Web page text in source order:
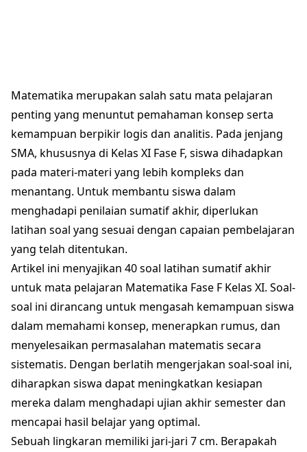
Matematika merupakan salah satu mata pelajaran
penting yang menuntut pemahaman konsep serta
kemampuan berpikir logis dan analitis. Pada jenjang
SMA, khususnya di Kelas XI Fase F, siswa dihadapkan
pada materi-materi yang lebih kompleks dan
menantang. Untuk membantu siswa dalam
menghadapi penilaian sumatif akhir, diperlukan
latihan soal yang sesuai dengan capaian pembelajaran
yang telah ditentukan.
Artikel ini menyajikan 40 soal latihan sumatif akhir
untuk mata pelajaran Matematika Fase F Kelas XI. Soal-
soal ini dirancang untuk mengasah kemampuan siswa
dalam memahami konsep, menerapkan rumus, dan
menyelesaikan permasalahan matematis secara
sistematis. Dengan berlatih mengerjakan soal-soal ini,
diharapkan siswa dapat meningkatkan kesiapan
mereka dalam menghadapi ujian akhir semester dan
mencapai hasil belajar yang optimal.
Sebuah lingkaran memiliki jari-jari 7 cm. Berapakah